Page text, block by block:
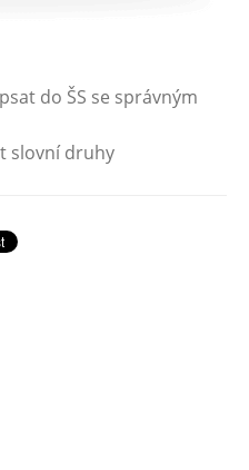
do ŠS se správným
slovní druhy